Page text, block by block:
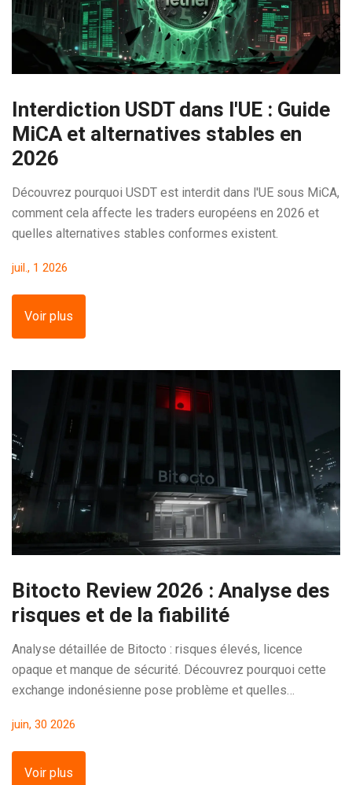
Interdiction USDT dans l'UE : Guide
MiCA et alternatives stables en
2026
Découvrez pourquoi USDT est interdit dans l'UE sous MiCA,
comment cela affecte les traders européens en 2026 et
quelles alternatives stables conformes existent.
juil., 1 2026
Voir plus
Bitocto Review 2026 : Analyse des
risques et de la fiabilité
Analyse détaillée de Bitocto : risques élevés, licence
opaque et manque de sécurité. Découvrez pourquoi cette
exchange indonésienne pose problème et quelles
juin, 30 2026
Voir plus